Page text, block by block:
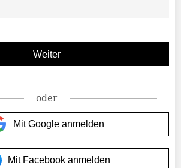
oder
Mit Google anmelden
Mit Facebook anmelden